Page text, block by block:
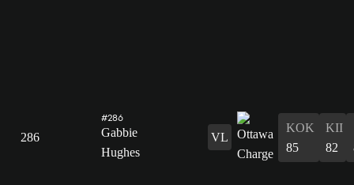
286
#286
Gabbie
Hughes
VL
KOK
85
KII
82